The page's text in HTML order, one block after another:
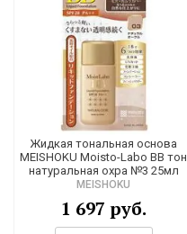
Жидкая тональная основа
MEISHOKU Moisto-Labo BB тон
натуральная охра №3 25мл
MEISHOKU
1 697 руб.